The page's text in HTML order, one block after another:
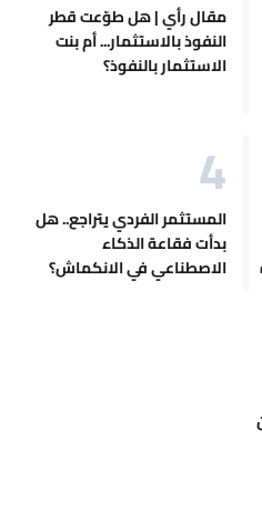
مقال رأي | هل طوّعت قطر
النفوذ بالاستثمار... أم بنت
الاستثمار بالنفوذ؟
المستثمر الفردي يتراجع.. هل
بدأت فقاعة الذكاء
الاصطناعي في الانكماش؟